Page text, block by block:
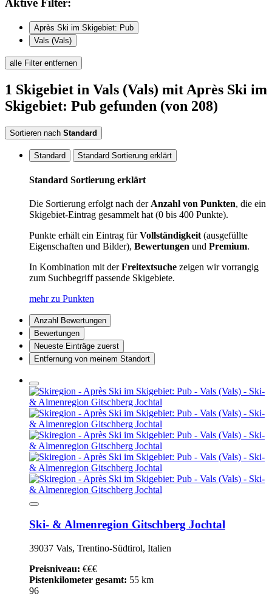
Aktive Filter:
Après Ski im Skigebiet: Pub
Vals (Vals)
alle Filter entfernen
1 Skigebiet in Vals (Vals) mit Après Ski im
Skigebiet: Pub gefunden (von 208)
Sortieren nach Standard
Standard Standard Sortierung erklärt
Standard Sortierung erklärt
Die Sortierung erfolgt nach derAnzahl von Punkten, die ein
Skigebiet-Eintrag gesammelt hat (0 bis 400 Punkte).
Punkte erhält ein Eintrag fürVollständigkeit(ausgefüllte
Eigenschaften und Bilder), Bewertungen und Premium.
In Kombination mit derFreitextsuche zeigen wir vorrangig
zum Suchbegriff passende Skigebiete.
mehr zu Punkten
Anzahl Bewertungen
Bewertungen
Neueste Einträge zuerst
Entfernung von meinem Standort
Ski- & Almenregion Gitschberg Jochtal
39037 Vals, Trentino-Südtirol, Italien
Preisniveau: €€€
Pistenkilometer gesamt: 55 km
96